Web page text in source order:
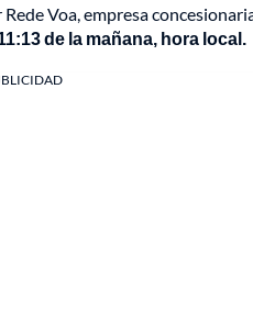
Voa, empresa
de la mañana, hora local.